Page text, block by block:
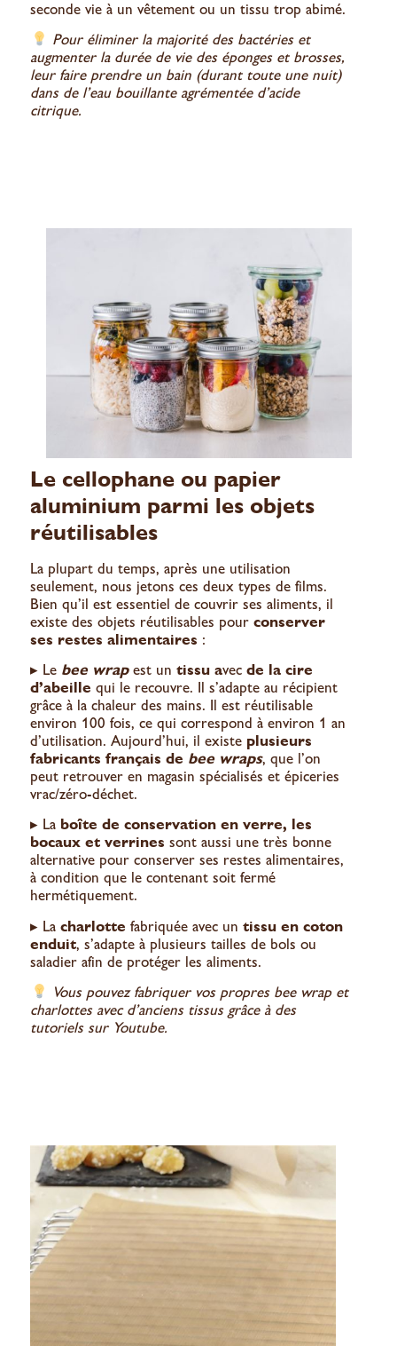
seconde vie à un vêtement ou un tissu trop abimé.
Pour éliminer la majorité des bactéries et
augmenter la durée de vie des éponges et brosses,
leur faire prendre un bain (durant toute une nuit)
dans de l’eau bouillante agrémentée d’acide
citrique.
Le cellophane ou papier
aluminium parmi les objets
réutilisables
La plupart du temps, après une utilisation
seulement, nous jetons ces deux types de films.
Bien qu’il est essentiel de couvrir ses aliments, il
existe des objets réutilisables pourconserver
ses restes alimentaires :
▸ Le bee wrapest untissu avec de la cire
d’abeille qui le recouvre. Il s’adapte au récipient
grâce à la chaleur des mains. Il est réutilisable
environ 100 fois, ce qui correspond à environ 1 an
d’utilisation. Aujourd’hui, il existe plusieurs
fabricants français de bee wraps, que l’on
peut retrouver en magasin spécialisés et épiceries
vrac/zéro-déchet.
▸ La boîte de conservation en verre, les
bocaux et verrines sont aussi une très bonne
alternative pour conserver ses restes alimentaires,
à condition que le contenant soit fermé
hermétiquement.
▸ Lacharlotte fabriquée avec untissu en coton
enduit, s’adapte à plusieurs tailles de bols ou
saladier afin de protéger les aliments.
Vous pouvez fabriquer vos propres bee wrap et
charlottes avec d’anciens tissus grâce à des
tutoriels sur Youtube.